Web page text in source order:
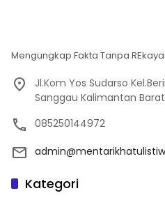
Mengungkap Fakta Tanpa
Jl.Kom Yos Sudarso
Sanggau Kalimantan
085250144972
Kategori